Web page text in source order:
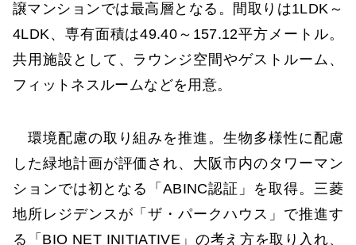
譲マンションでは最高層となる。間取りは1LDK～
4LDK、専有面積は49.40～157.12平方メートル。
共用施設として、ラウンジ空間やゲストルーム、
フィットネスルームなどを用意。
環境配慮の取り組みを推進。生物多様性に配慮
した緑地計画が評価され、大阪市内のタワーマン
ションでは初となる「ABINC認証」を取得。三菱
地所レジデンスが「ザ・パークハウス」で推進す
る「BIO NET INITIATIVE」の考え方を取り入れ、